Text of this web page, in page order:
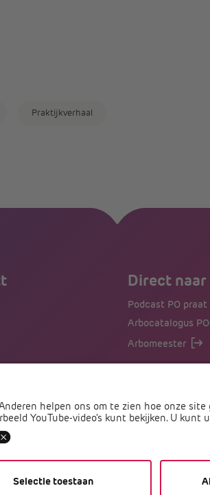
Praktijkverhaal
Direct naar
Podcast PO praat
Arbocatalogus PO
Arbomeester